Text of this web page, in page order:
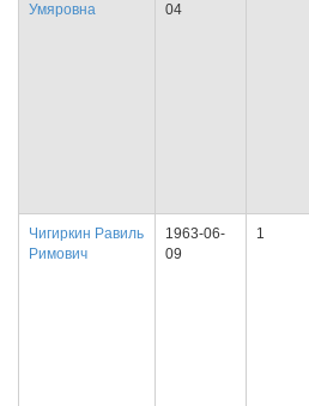
Умяровна
04
Чигиркин Равиль
Римович
1963-06-
09
1